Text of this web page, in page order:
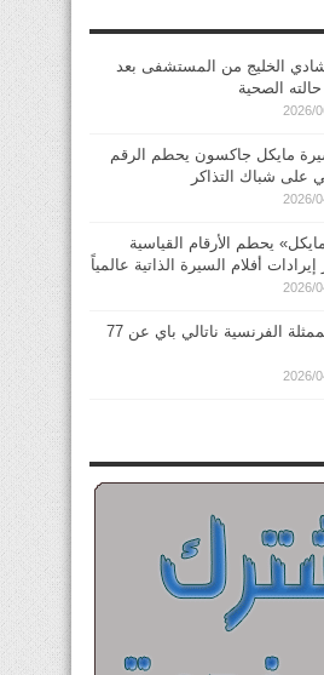
الخليج من المستشفى بعد
الصحية
2026/
مايكل جاكسون يحطم الرقم
على شباك التذاكر
2026/
يحطم الأرقام القياسية
أفلام السيرة الذاتية عالمياً
2026/
وفاة الممثلة الفرنسية ناتالي باي عن 77
2026/